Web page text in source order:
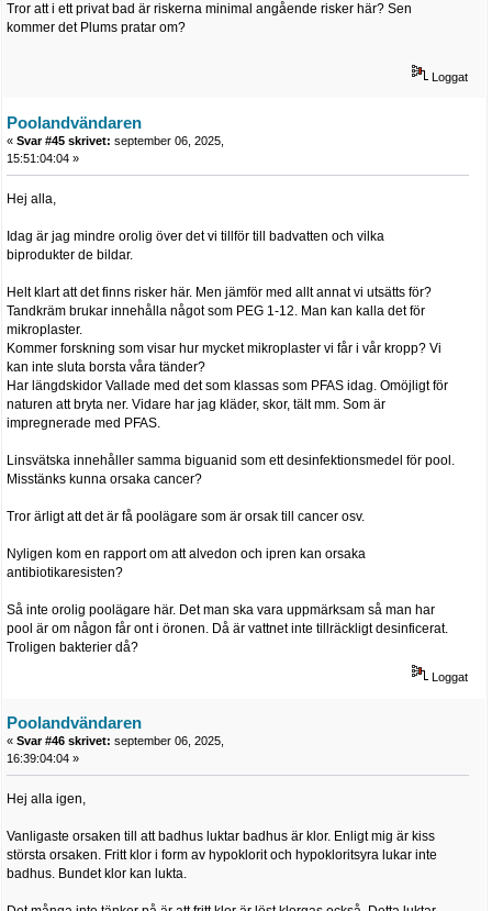
Tror att i ett privat bad är riskerna minimal angående risker här? Sen
kommer det Plums pratar om?
Loggat
Poolandvändaren
« Svar #45 skrivet: september 06, 2025,
15:51:04:04 »
Hej alla,
Idag är jag mindre orolig över det vi tillför till badvatten och vilka
biprodukter de bildar.
Helt klart att det finns risker här. Men jämför med allt annat vi utsätts för?
Tandkräm brukar innehålla något som PEG 1-12. Man kan kalla det för
mikroplaster.
Kommer forskning som visar hur mycket mikroplaster vi får i vår kropp? Vi
kan inte sluta borsta våra tänder?
Har längdskidor Vallade med det som klassas som PFAS idag. Omöjligt för
naturen att bryta ner. Vidare har jag kläder, skor, tält mm. Som är
impregnerade med PFAS.
Linsvätska innehåller samma biguanid som ett desinfektionsmedel för pool.
Misstänks kunna orsaka cancer?
Tror ärligt att det är få poolägare som är orsak till cancer osv.
Nyligen kom en rapport om att alvedon och ipren kan orsaka
antibiotikaresisten?
Så inte orolig poolägare här. Det man ska vara uppmärksam så man har
pool är om någon får ont i öronen. Då är vattnet inte tillräckligt desinficerat.
Troligen bakterier då?
Loggat
Poolandvändaren
« Svar #46 skrivet: september 06, 2025,
16:39:04:04 »
Hej alla igen,
Vanligaste orsaken till att badhus luktar badhus är klor. Enligt mig är kiss
största orsaken. Fritt klor i form av hypoklorit och hypokloritsyra lukar inte
badhus. Bundet klor kan lukta.